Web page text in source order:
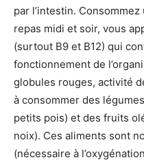
par l’intestin.
repas midi et soir, vous
(surtout B9 et B12) qui
fonctionnement de
globules rouges, activité
à consommer des
petits pois) et des fruits
noix). Ces aliments sont
(nécessaire à